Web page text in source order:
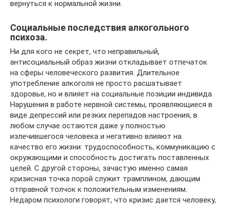
вернуться к нормальной жизни.
Социальные последствия алкогольного
психоза.
Ни для кого не секрет, что неправильный,
антисоциальный образ жизни откладывает отпечаток
на сферы человеческого развития. Длительное
употребление алкоголя не просто расшатывает
здоровье, но и влияет на социальные позиции индивида.
Нарушения в работе нервной системы, проявляющиеся в
виде депрессий или резких перепадов настроения, в
любом случае остаются даже у полностью
излечившегося человека и негативно влияют на
качество его жизни: трудоспособность, коммуникацию с
окружающими и способность достигать поставленных
целей. С другой стороны, зачастую именно самая
кризисная точка порой служит трамплином, дающим
отправной толчок к положительным изменениям.
Недаром психологи говорят, что кризис дается человеку,